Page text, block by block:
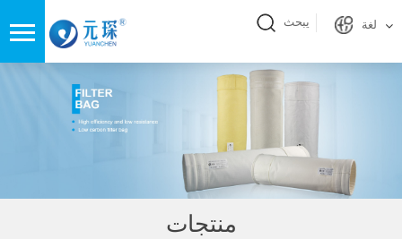
يبحث لغة
منتجات